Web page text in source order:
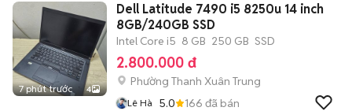
7 phút trước 4
Dell Latitude 7490 i5 8250u 14 inch
8GB/240GB SSD
Intel Core i5 8 GB 250 GB SSD
2.800.000 đ
Phường Thanh Xuân Trung
Lê Hà 5.0 166 đã bán